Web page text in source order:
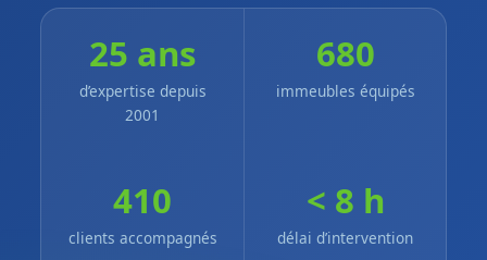
25 ans
d’expertise depuis
2001
680
immeubles équipés
410
clients accompagnés
< 8 h
délai d’intervention